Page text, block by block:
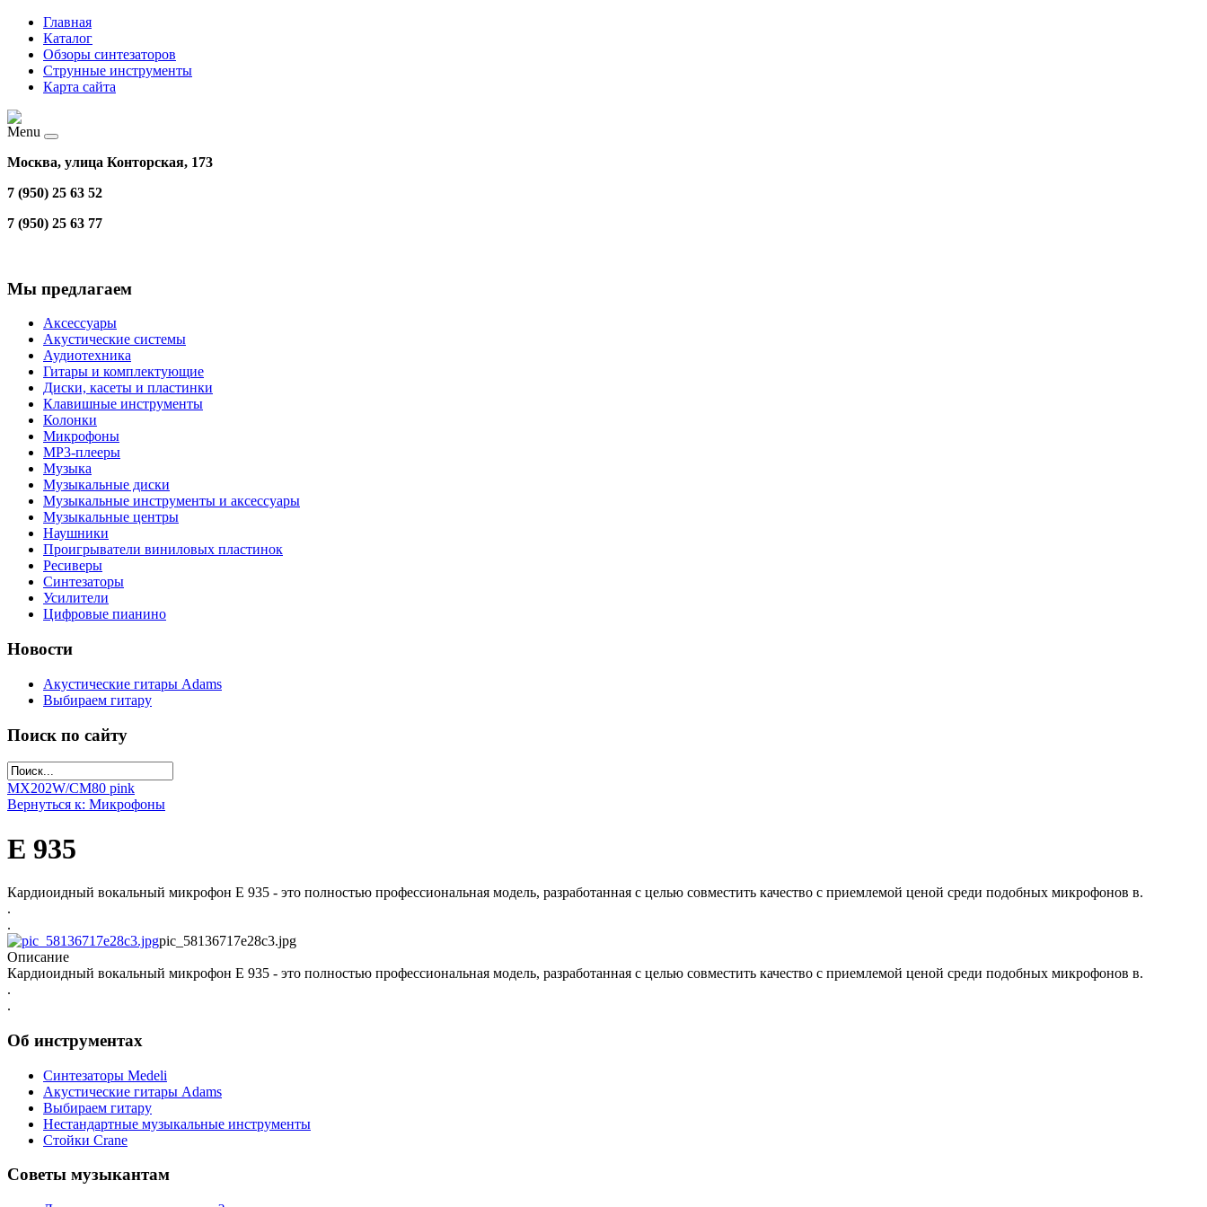
Главная
Каталог
Обзоры синтезаторов
Струнные инструменты
Карта сайта
Menu
Москва, улица Конторская, 173
7 (950) 25 63 52
7 (950) 25 63 77
Мы предлагаем
Аксессуары
Акустические системы
Аудиотехника
Гитары и комплектующие
Диски, касеты и пластинки
Клавишные инструменты
Колонки
Микрофоны
МР3-плееры
Музыка
Музыкальные диски
Музыкальные инструменты и аксессуары
Музыкальные центры
Наушники
Проигрыватели виниловых пластинок
Ресиверы
Синтезаторы
Усилители
Цифровые пианино
Новости
Акустические гитары Adams
Выбираем гитару
Поиск по сайту
MX202W/CM80 pink
Вернуться к: Микрофоны
E 935
Кардиоидный вокальный микрофон E 935 - это полностью профессиональная модель, разработанная с целью совместить качество с приемлемой ценой среди подобных микрофонов в.
.
.
pic_58136717e28c3.jpg
Описание
Кардиоидный вокальный микрофон E 935 - это полностью профессиональная модель, разработанная с целью совместить качество с приемлемой ценой среди подобных микрофонов в.
.
.
Об инструментах
Синтезаторы Мedeli
Акустические гитары Adams
Выбираем гитару
Нестандартные музыкальные инструменты
Стойки Crane
Советы музыкантам